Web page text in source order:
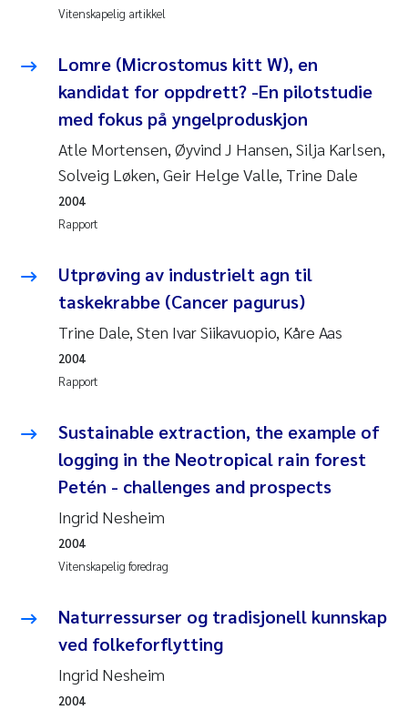
Samantha Goncalves Prat
Knut Erik Tollefsen
Sigrid Haande
Sabine Marty
Elisabeth Støhle Rødland
Nathalie Marquesin-Risbakk
Synne Authén Andresen
Veronica Sæther Eftevåg
Valentina Elena Tartiu
Vitenskapelig artikkel
Lomre (Microstomus kitt W), en
kandidat for oppdrett? -En pilotstudie
med fokus på yngelproduskjon
Atle Mortensen, Øyvind J Hansen, Silja Karlsen,
Solveig Løken, Geir Helge Valle, Trine Dale
Rapport
2004
Utprøving av industrielt agn til
taskekrabbe (Cancer pagurus)
Trine Dale, Sten Ivar Siikavuopio, Kåre Aas
Rapport
2004
Sustainable extraction, the example of
logging in the Neotropical rain forest
Petén - challenges and prospects
Ingrid Nesheim
Vitenskapelig foredrag
2004
Naturressurser og tradisjonell kunnskap
ved folkeforflytting
Ingrid Nesheim
2004